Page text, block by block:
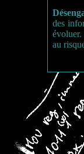
des
évoluer.
au